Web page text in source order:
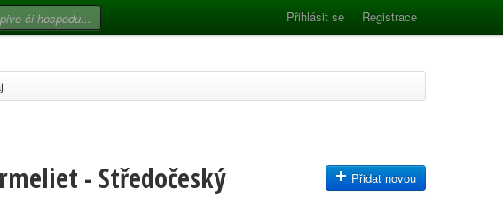
Přihlásit se Registrace
- Středočeský Přidat novou